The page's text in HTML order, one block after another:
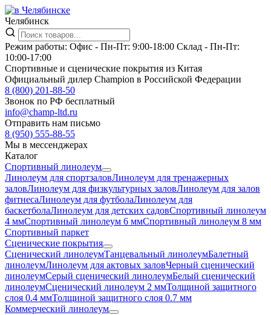
Челябинск
Режим работы: Офис - Пн-Пт: 9:00-18:00 Склад - Пн-Пт:
10:00-17:00
Спортивные и сценические покрытия из Китая
Официальный дилер Champion в Российской Федерации
8 (800) 201-88-50
Звонок по РФ бесплатный
info@champ-ltd.ru
Отправить нам письмо
8 (950) 555-88-55
Мы в мессенджерах
Каталог
Спортивный линолеум
Линолеум для спортзаловЛинолеум для тренажерных
заловЛинолеум для физкультурных заловЛинолеум для залов
фитнесаЛинолеум для футболаЛинолеум для
баскетболаЛинолеум для детских садовСпортивный линолеум
4 ммСпортивный линолеум 6 ммСпортивный линолеум 8 мм
Спортивный паркет
Сценические покрытия
Сценический линолеумТанцевальный линолеумБалетный
линолеумЛинолеум для актовых заловЧерный сценический
линолеумСерый сценический линолеумБелый сценический
линолеумСценический линолеум 2 ммТолщиной защитного
слоя 0.4 ммТолщиной защитного слоя 0.7 мм
Коммерческий линолеум